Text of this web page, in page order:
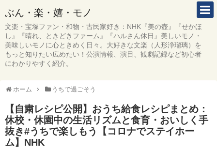
ぶん・楽・嬉・モノ
文楽・宝塚ファン・和物・古民家好き：NHK『美の壺』『せかほ
し』『晴れ、ときどきファーム』『ハルさん休日』美しいモノ・
美味しいモノに心ときめく日々。大好きな文楽（人形浄瑠璃）を
もっと知りたい広めたい！公演情報、演目、観劇記録など初心者
にわかりやすく紹介。
ホーム うちで過ごそう
【自粛レシピ公開】おうち給食レシピまとめ：
休校・休園中の生活リズムと食育・おいしく手
抜き#うちで楽しもう【コロナでステイホー
ム】NHK